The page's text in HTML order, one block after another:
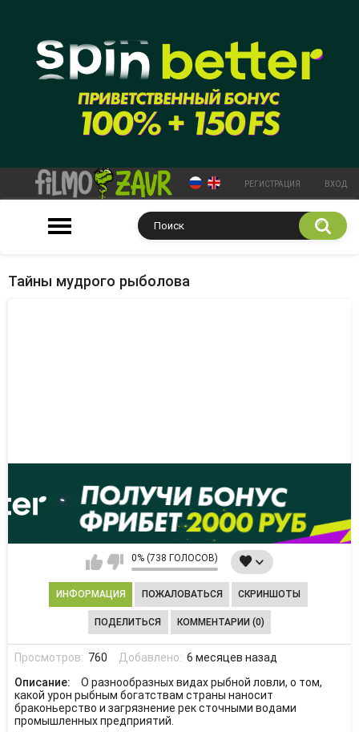
РЕГИСТРАЦИЯ ВХОД
Тайны мудрого рыболова
0% (738 ГОЛОСОВ)
ИНФОРМАЦИЯ ПОЖАЛОВАТЬСЯ СКРИНШОТЫ
ПОДЕЛИТЬСЯ КОММЕНТАРИИ (0)
Просмотров: 760 Добавлено: 6 месяцев назад
Описание:
О разнообразных видах рыбной ловли, о том,
какой урон рыбным богатствам страны наносит
браконьерство и загрязнение рек сточными водами
промышленных предприятий.